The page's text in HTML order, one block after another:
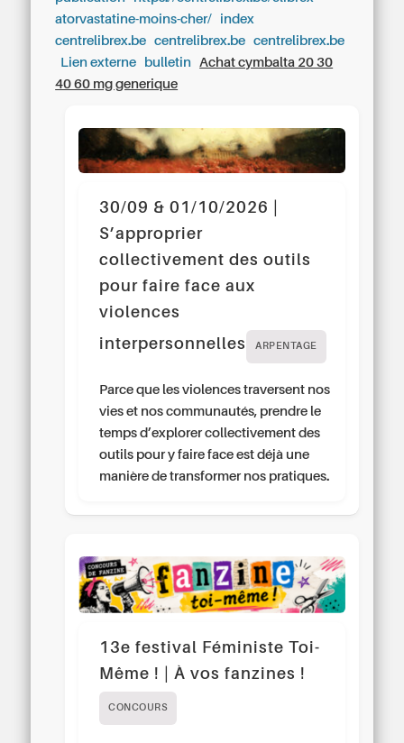
atorvastatine-moins-cher/
index
centrelibrex.be
centrelibrex.be
centrelibrex.be
Lien externe
bulletin
Achat cymbalta 20 30
40 60 mg generique
30/09 & 01/10/2026 |
S’approprier
collectivement des outils
pour faire face aux
violences
interpersonnelles
ARPENTAGE
Parce que les violences traversent nos
vies et nos communautés, prendre le
temps d’explorer collectivement des
outils pour y faire face est déjà une
manière de transformer nos pratiques.
13e festival Féministe Toi-
Même ! | À vos fanzines !
CONCOURS